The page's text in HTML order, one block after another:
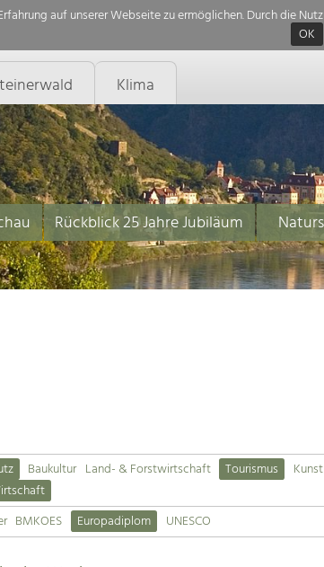
auf unserer Webseite zu ermöglichen. Durch die
OK
Klima
Rückblick 25 Jahre Jubiläum
Baukultur Land- & Forstwirtschaft Tourismus
BMKOES Europadiplom UNESCO